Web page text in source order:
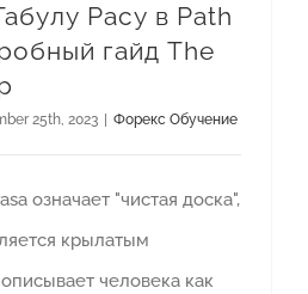
Расу в Path
гайд The
25th, 2023 Форекс Обучение
означает "чистая доска",
крылатым
человека как